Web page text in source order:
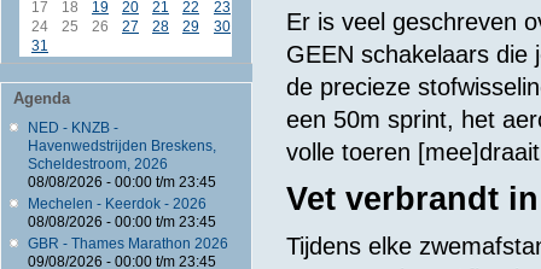
17
18 19 20 21 22
23
24
25 26 27 28 29
30
31
Agenda
NED - KNZB -
Havenwedstrijden Breskens,
Scheldestroom, 2026
08/08/2026 - 00:00t/m 23:45
Mechelen - Keerdok - 2026
08/08/2026 - 00:00t/m 23:45
GBR - Thames Marathon 2026
09/08/2026 - 00:00t/m 23:45
Er is veel geschreven
GEEN schakelaars die
de precieze
een 50m sprint, het
volle toeren
Vet verbrandt
Tijdens elke